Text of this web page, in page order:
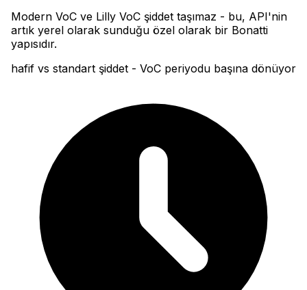
Modern VoC ve Lilly VoC şiddet taşımaz - bu, API'nin
artık yerel olarak sunduğu özel olarak bir Bonatti
yapısıdır.
hafif vs standart şiddet - VoC periyodu başına dönüyor